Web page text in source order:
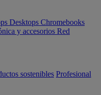
Desktops Chromebooks
y accesorios Red
sostenibles Profesional